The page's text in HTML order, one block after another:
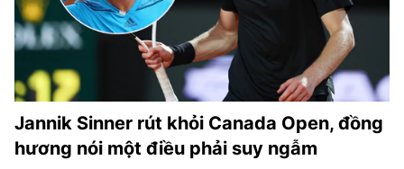
Jannik Sinner rút khỏi Canada Open, đồng
hương nói một điều phải suy ngẫm